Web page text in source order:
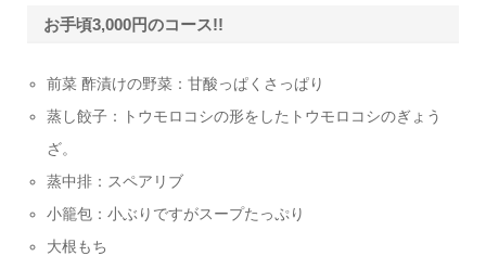
お手頃3,000円のコース!!
前菜 酢漬けの野菜：甘酸っぱくさっぱり
蒸し餃子：トウモロコシの形をしたトウモロコシのぎょう
ざ。
蒸中排：スペアリブ
小籠包：小ぶりですがスープたっぷり
大根もち